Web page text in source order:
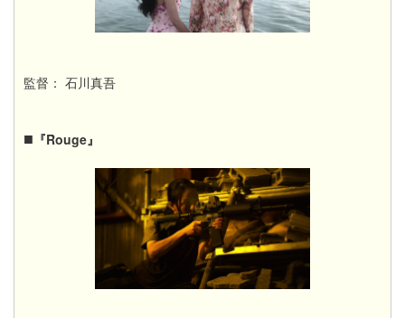
監督： 石川真吾
■ 『Rouge』​​